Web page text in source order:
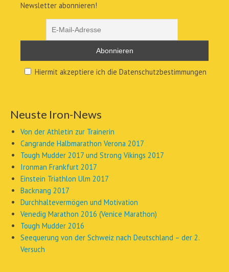
Newsletter abonnieren!
Hiermit akzeptiere ich die Datenschutzbestimmungen
Neuste Iron-News
Von der Athletin zur Trainerin
Cangrande Halbmarathon Verona 2017
Tough Mudder 2017 und Strong Vikings 2017
Ironman Frankfurt 2017
Einstein Triathlon Ulm 2017
Backnang 2017
Durchhaltevermögen und Motivation
Venedig Marathon 2016 (Venice Marathon)
Tough Mudder 2016
Seequerung von der Schweiz nach Deutschland – der 2.
Versuch